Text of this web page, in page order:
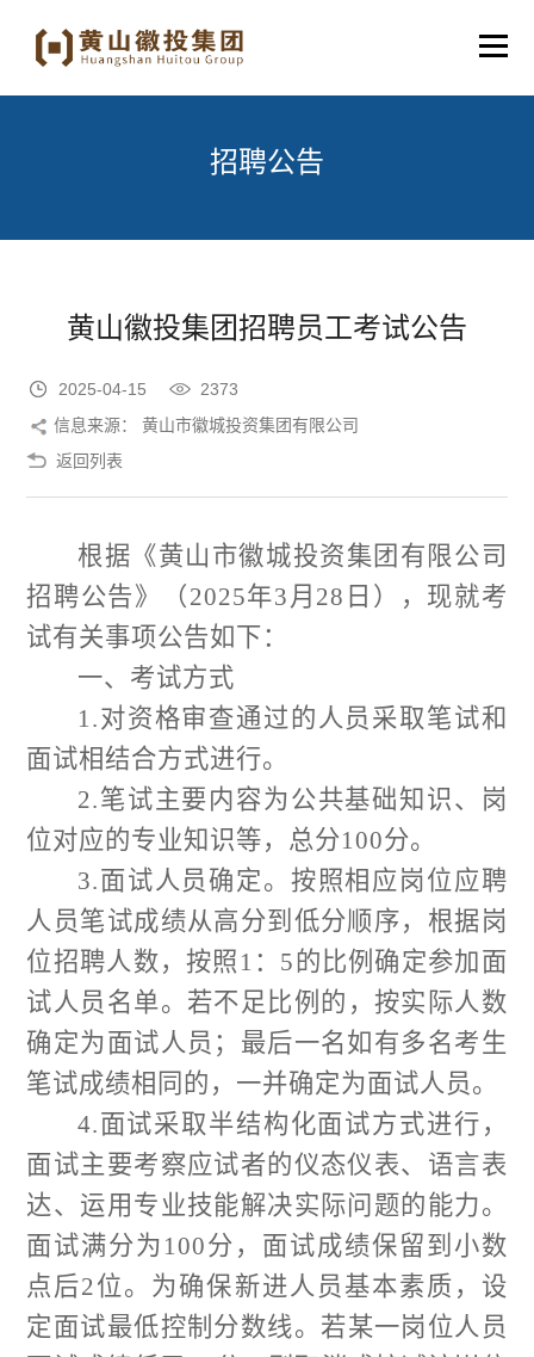
招聘公告
黄山徽投集团招聘员工考试公告
2025-04-15
2373
信息来源： 黄山市徽城投资集团有限公司
返回列表
根据《黄山市徽城投资集团有限公司
招聘公告》
（ 2025年3月28日 ）
，现就考
试有关事项公告如下：
一、 考试方式
1.对资格审查通过的人员采取笔试和
面试相结合方式进行。
2.笔试主要内容为公共基础知识 、 岗
位对应的专业知识等，总分100分。
3.面试人员确定。按照相应岗位应聘
人员笔试成绩从高分到低分顺序，根据岗
位招聘人数，按照 1 ： 5的比例确定参加面
试人员名单。 若不足比例的，按实际人数
确定为面试人员； 最后一名如有多名考生
笔试成绩相同的，一并确定为面试人员。
4.面试采取半结构化面试方式进行，
面试主要考察应试者的仪态仪表、语言表
达、运用专业技能解决实际问题的能力。
面试满分为 100分，面试成绩保留到小数
点后2位。 为确保新进人员基本素质，设
定面试最低控制分数线。若某一岗位人员